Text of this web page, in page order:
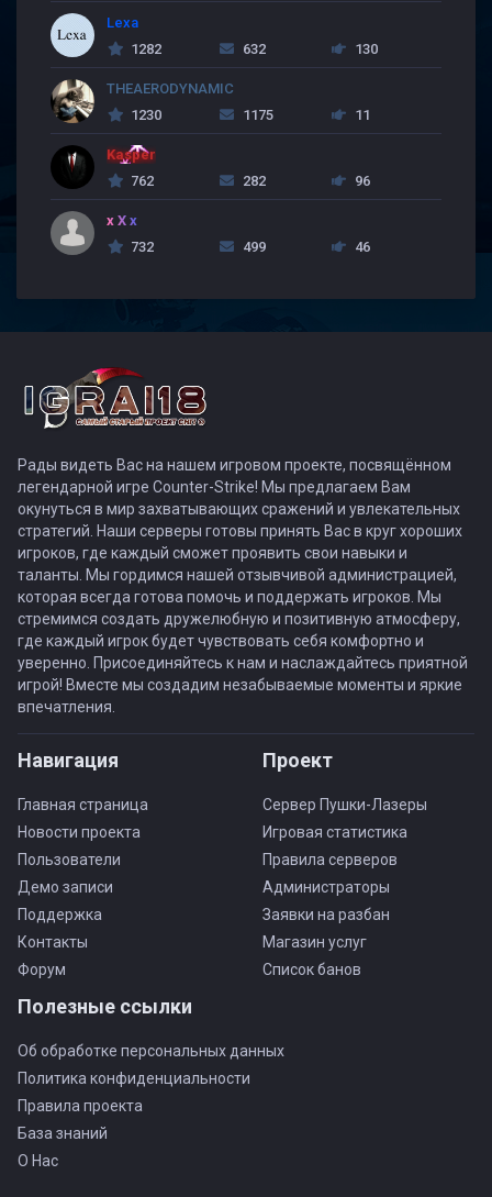
Lexa
1282
632 130
THEAERODYNAMIC
1230
1175 11
Kasper
762
282 96
x X x
732
499 46
Рады видеть Вас на нашем игровом проекте, посвящённом
легендарной игре Counter-Strike! Мы предлагаем Вам
окунуться в мир захватывающих сражений и увлекательных
стратегий. Наши серверы готовы принять Вас в круг хороших
игроков, где каждый сможет проявить свои навыки и
таланты. Мы гордимся нашей отзывчивой администрацией,
которая всегда готова помочь и поддержать игроков. Мы
стремимся создать дружелюбную и позитивную атмосферу,
где каждый игрок будет чувствовать себя комфортно и
уверенно. Присоединяйтесь к нам и наслаждайтесь приятной
игрой! Вместе мы создадим незабываемые моменты и яркие
впечатления.
Навигация
Главная страница
Новости проекта
Пользователи
Демо записи
Поддержка
Контакты
Форум
Проект
Сервер Пушки-Лазеры
Игровая статистика
Правила серверов
Администраторы
Заявки на разбан
Магазин услуг
Список банов
Полезные ссылки
Об обработке персональных данных
Политика конфиденциальности
Правила проекта
База знаний
О Нас